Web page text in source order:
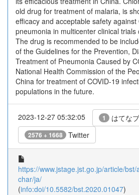
old drug for treatment of malaria, is
efficacy and acceptable safety against
pneumonia in multicenter clinical trials
The drug is recommended to be
of the Guidelines for the Prevention,
Treatment of Pneumonia Caused by
National Health Commission of the
China for treatment of COVID-19
populations in the future.
2023-12-27 05:32:05 1 はてな
2576 + 1668 Twitter
https://www.jstage.jst.go.jp/article/
char/ja/
(info:doi/10.5582/bst.2020.01047)